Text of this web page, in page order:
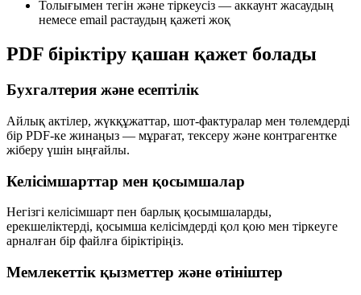
Толығымен тегін және тіркеусіз — аккаунт жасаудың
немесе email растаудың қажеті жоқ
PDF біріктіру қашан қажет болады
Бухгалтерия және есептілік
Айлық актілер, жүкқұжаттар, шот-фактуралар мен төлемдерді
бір PDF-ке жинаңыз — мұрағат, тексеру және контрагентке
жіберу үшін ыңғайлы.
Келісімшарттар мен қосымшалар
Негізгі келісімшарт пен барлық қосымшаларды,
ерекшеліктерді, қосымша келісімдерді қол қою мен тіркеуге
арналған бір файлға біріктіріңіз.
Мемлекеттік қызметтер және өтініштер